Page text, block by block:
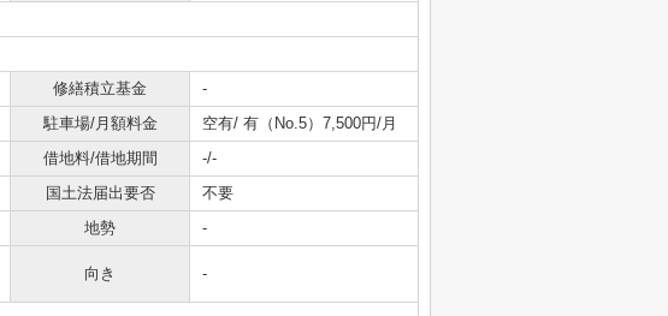
修繕積立基金
-
駐車場/月額料金
空有/ 有（No.5）7,500円/月
借地料/借地期間
-/-
国土法届出要否
不要
地勢 -
向き -